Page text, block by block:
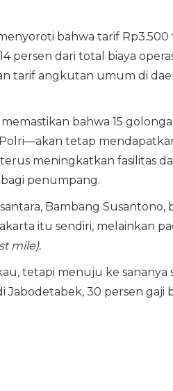
bahwa tarif
persen dari total biaya
tarif angkutan umum di
bahwa 15
tetap
meningkatkan fasilitas
penumpang.
Bambang Susantono,
itu sendiri, melainkan
mile).
tetapi menuju ke sananya
30 persen gaji